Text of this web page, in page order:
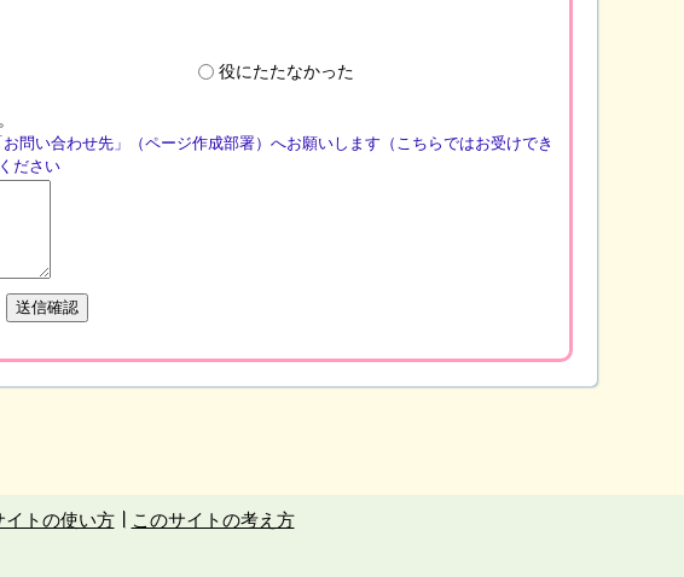
役にたたなかった
問い合わせ先」（ページ作成部署）へお願いします（こちらではお受けでき
ださい
イトの使い方 このサイトの考え方